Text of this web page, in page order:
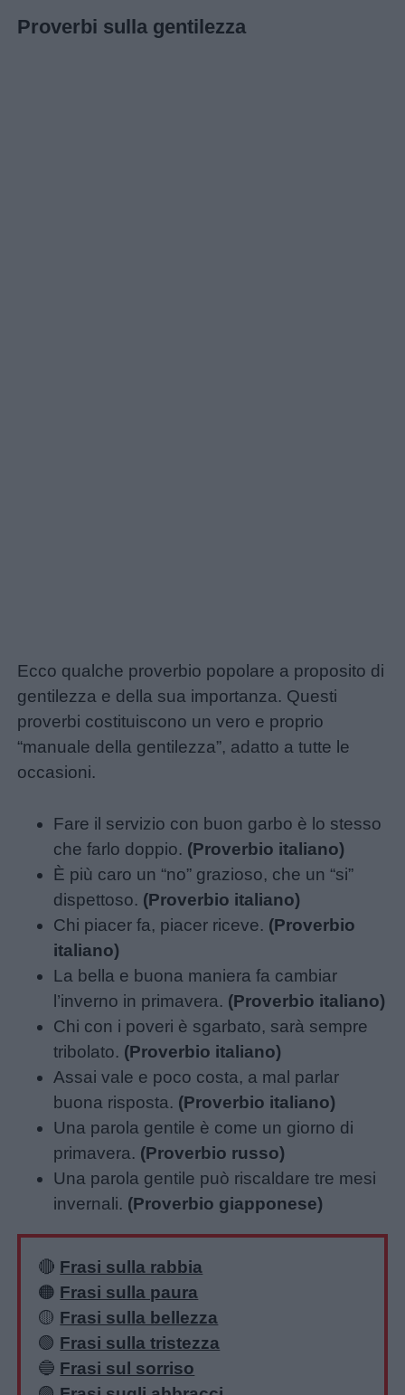
Proverbi sulla gentilezza
Ecco qualche proverbio popolare a proposito di
gentilezza e della sua importanza. Questi
proverbi costituiscono un vero e proprio
“manuale della gentilezza”, adatto a tutte le
occasioni.
Fare il servizio con buon garbo è lo stesso
che farlo doppio. (Proverbio italiano)
È più caro un “no” grazioso, che un “si”
dispettoso. (Proverbio italiano)
Chi piacer fa, piacer riceve. (Proverbio
italiano)
La bella e buona maniera fa cambiar
l’inverno in primavera. (Proverbio italiano)
Chi con i poveri è sgarbato, sarà sempre
tribolato. (Proverbio italiano)
Assai vale e poco costa, a mal parlar
buona risposta. (Proverbio italiano)
Una parola gentile è come un giorno di
primavera. (Proverbio russo)
Una parola gentile può riscaldare tre mesi
invernali. (Proverbio giapponese)
🔴 Frasi sulla rabbia
🟠 Frasi sulla paura
🟡 Frasi sulla bellezza
🟢 Frasi sulla tristezza
🔵 Frasi sul sorriso